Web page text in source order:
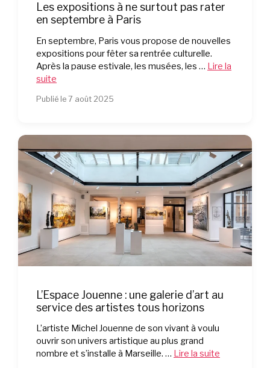
Les expositions à ne surtout pas rater
en septembre à Paris
En septembre, Paris vous propose de nouvelles
expositions pour fêter sa rentrée culturelle.
Après la pause estivale, les musées, les … Lire la
suite
Publié le 7 août 2025
L’Espace Jouenne : une galerie d’art au
service des artistes tous horizons
L’artiste Michel Jouenne de son vivant à voulu
ouvrir son univers artistique au plus grand
nombre et s’installe à Marseille. … Lire la suite